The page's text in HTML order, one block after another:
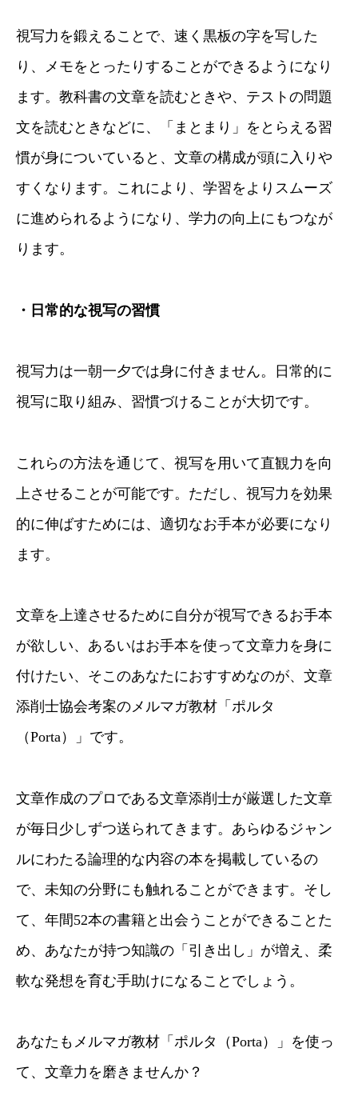
視写力を鍛えることで、速く黒板の字を写した
り、メモをとったりすることができるようになり
ます。教科書の文章を読むときや、テストの問題
文を読むときなどに、「まとまり」をとらえる習
慣が身についていると、文章の構成が頭に入りや
すくなります。これにより、学習をよりスムーズ
に進められるようになり、学力の向上にもつなが
ります。
・日常的な視写の習慣
視写力は一朝一夕では身に付きません。日常的に
視写に取り組み、習慣づけることが大切です。
これらの方法を通じて、視写を用いて直観力を向
上させることが可能です。ただし、視写力を効果
的に伸ばすためには、適切なお手本が必要になり
ます。
文章を上達させるために自分が視写できるお手本
が欲しい、あるいはお手本を使って文章力を身に
付けたい、そこのあなたにおすすめなのが、文章
添削士協会考案のメルマガ教材「ポルタ
（Porta）」です。
文章作成のプロである文章添削士が厳選した文章
が毎日少しずつ送られてきます。あらゆるジャン
ルにわたる論理的な内容の本を掲載しているの
で、未知の分野にも触れることができます。そし
て、年間52本の書籍と出会うことができることた
め、あなたが持つ知識の「引き出し」が増え、柔
軟な発想を育む手助けになることでしょう。
あなたもメルマガ教材「ポルタ（Porta）」を使っ
て、文章力を磨きませんか？